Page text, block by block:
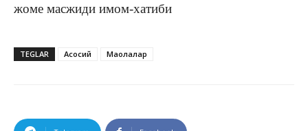
жоме масжиди имом-хатиби
TEGLAR Асосий Мақолалар